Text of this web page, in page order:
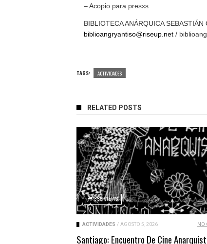
– Acopio para presxs
BIBLIOTECA ANÁRQUICA SEBASTIÁN
biblioangryantiso@riseup.net /
TAGS: ACTIVIDADES
RELATED POSTS
335 VIEWS
ACTIVIDADES / AGOSTO 5, 2026 NO
Santiago: Encuentro De Cine